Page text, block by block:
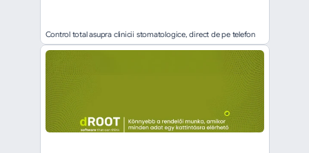
Control total asupra clinicii stomatologice, direct de pe telefon